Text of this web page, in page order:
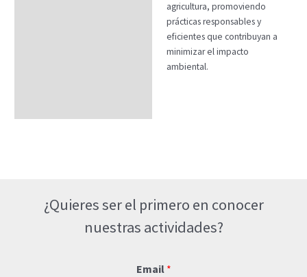
agricultura, promoviendo
prácticas responsables y
eficientes que contribuyan a
minimizar el impacto
ambiental.
¿Quieres ser el primero en conocer
nuestras actividades?
Email *